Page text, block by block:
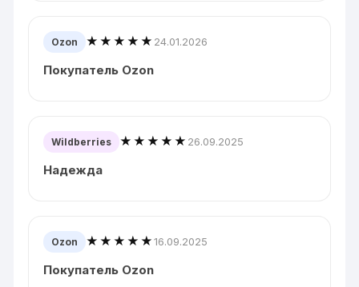
Ozon ★★★★★ 24.01.2026
Покупатель Ozon
Wildberries ★★★★★ 26.09.2025
Надежда
Ozon ★★★★★16.09.2025
Покупатель Ozon